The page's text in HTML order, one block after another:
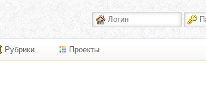
Рубрики Проекты